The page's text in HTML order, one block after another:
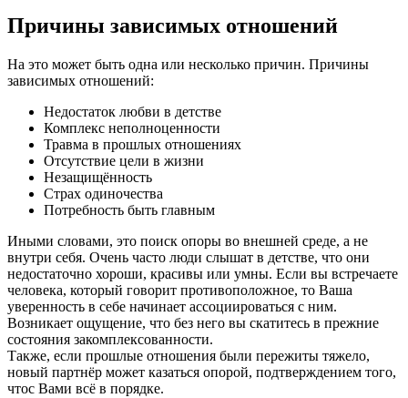
Причины зависимых отношений
На это может быть одна или несколько причин. Причины
зависимых отношений:
Недостаток любви в детстве
Комплекс неполноценности
Травма в прошлых отношениях
Отсутствие цели в жизни
Незащищённость
Страх одиночества
Потребность быть главным
Иными словами, это поиск опоры во внешней среде, а не
внутри себя. Очень часто люди слышат в детстве, что они
недостаточно хороши, красивы или умны. Если вы встречаете
человека, который говорит противоположное, то Ваша
уверенность в себе начинает ассоциироваться с ним.
Возникает ощущение, что без него вы скатитесь в прежние
состояния закомплексованности.
Также, если прошлые отношения были пережиты тяжело,
новый партнёр может казаться опорой, подтверждением того,
чтос Вами всё в порядке.